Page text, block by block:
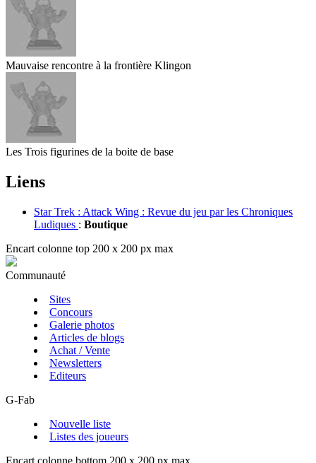
Mauvaise rencontre à la frontière Klingon
Les Trois figurines de la boite de base
Liens
Star Trek : Attack Wing : Revue du jeu par les Chroniques
Ludiques : Boutique
Encart colonne top 200 x 200 px max
Communauté
Sites
Concours
Galerie photos
Articles de blogs
Achat / Vente
Newsletters
Editeurs
G-Fab
Nouvelle liste
Listes des joueurs
Encart colonne bottom 200 x 200 px max